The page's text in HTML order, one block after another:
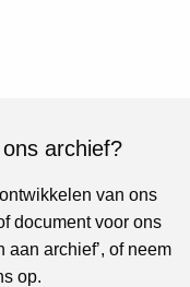
archief?
van ons
document voor ons
aan archief’, of neem
op.